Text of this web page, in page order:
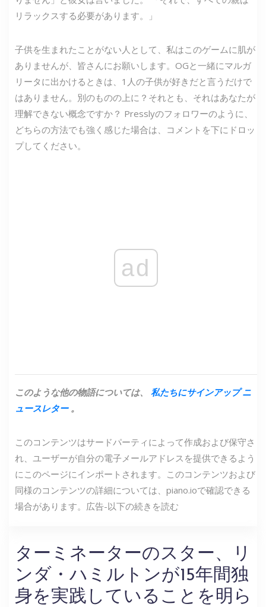
リラックスする必要があります。」
子供を生まれたことがない人として、私はこのゲームに肌が
ありませんが、皆さんにお願いします。OGと一緒にマルガ
リータに出かけるときは、1人の子供が好きだと言うだけで
はありません。別のものの上に？それとも、それはあなたが
理解できない概念ですか？ Presslyのフォロワーのように、
どちらの方法でも強く感じた場合は、コメントを下にドロッ
プしてください。
ad
このような他の物語については、 私たちにサインアップ ニ
ュースレター 。
このコンテンツはサードパーティによって作成および保守さ
れ、ユーザーが自分の電子メールアドレスを提供できるよう
にこのページにインポートされます。このコンテンツおよび
同様のコンテンツの詳細については、piano.ioで確認できる
場合があります。広告-以下の続きを読む
ターミネーターのスター、リ
ンダ・ハミルトンが15年間独
身を実践していることを明ら